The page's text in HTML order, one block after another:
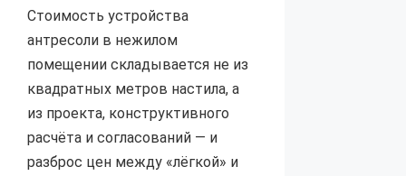
Стоимость устройства
антресоли в нежилом
помещении складывается не из
квадратных метров настила, а
из проекта, конструктивного
расчёта и согласований — и
разброс цен между «лёгкой» и